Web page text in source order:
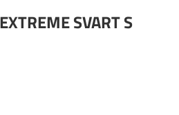
SVART S